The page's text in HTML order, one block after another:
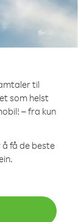
til
som helst
– fra kun
få de beste